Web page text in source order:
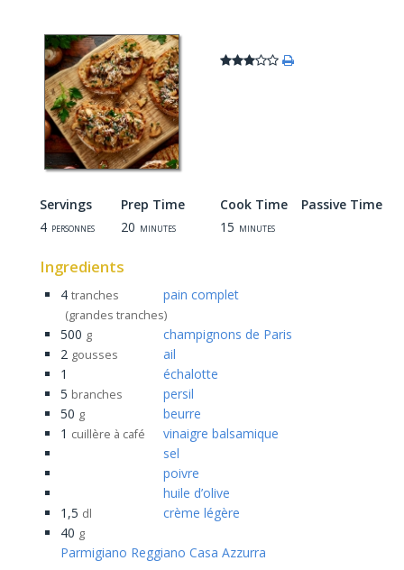
Servings
Prep Time
4 personnes 20 minutes
Cook Time
Passive Time
15 minutes
Ingredients
4 tranches pain complet
(grandes tranches)
500 g
champignons de Paris
2 gousses
ail
1
échalotte
5 branches
persil
50 g
beurre
1 cuillère à café
vinaigre balsamique
sel
poivre
huile d’olive
1,5 dl
crème légère
40 g
Parmigiano Reggiano Casa Azzurra